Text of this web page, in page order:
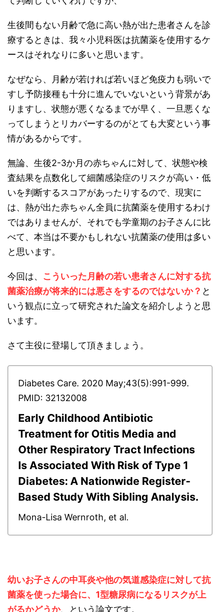
生後間もない月齢で急に高い熱が出た患者さんを診
療するときは、我々小児科医は抗菌薬を使用するケ
ースはそれなりに多いと思います。
なぜなら、月齢が若ければ若いほど免疫力も弱いで
すし予防接種も十分に進んでいないという背景があ
りますし、状態が悪くなるまでが早く、一旦悪くな
ってしまうとリカバーするのがとても大変という事
情があるからです。
無論、生後2-3か月の赤ちゃんに対して、状態や検
査結果を点数化して細菌感染症のリスクが高い・低
いを判断するスコアがあったりするので、現実に
は、熱が出た赤ちゃん全員に抗菌薬を使用するわけ
ではありませんが、それでも学童期のお子さんに比
べて、本当は不要かもしれない抗菌薬の使用は多い
と思います。
今回は、 こういった月齢の若い患者さんに対する抗
菌薬治療が将来的には悪さをするのではないか？ と
いう観点に立って研究された論文を紹介しようと思
います。
さて主役に登場して頂きましょう。
Diabetes Care. 2020 May;43(5):991-999.
PMID: 32132008
Early Childhood Antibiotic
Treatment for Otitis Media and
Other Respiratory Tract Infections
Is Associated With Risk of Type 1
Diabetes: A Nationwide Register-
Based Study With Sibling Analysis.
Mona-Lisa Wernroth, et al.
幼いお子さんの中耳炎や他の気道感染症に対して抗
菌薬を使った場合に、1型糖尿病になるリスクが上
がるかどうか、という論文です。